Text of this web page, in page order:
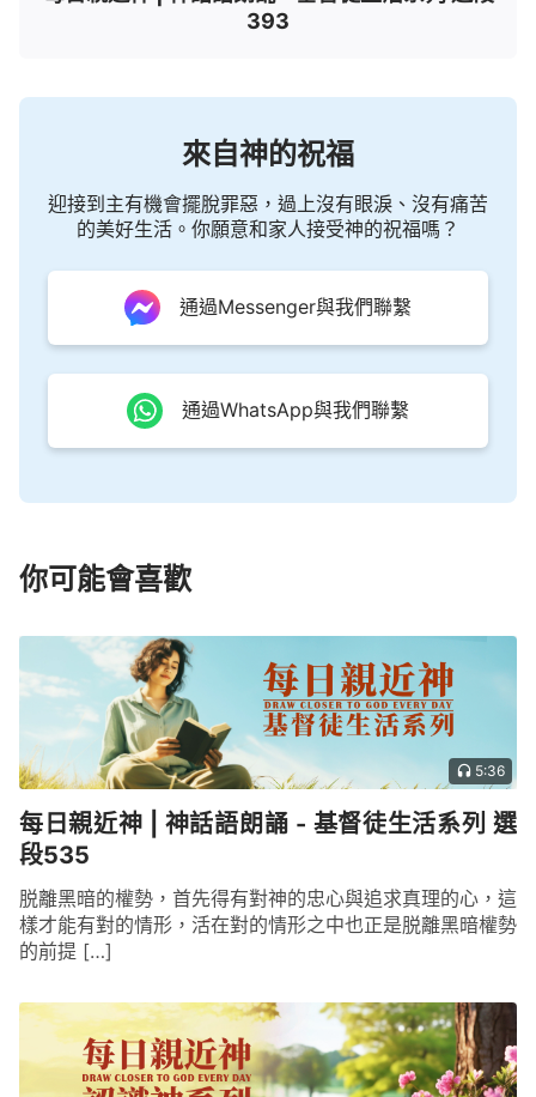
393
來自神的祝福
迎接到主有機會擺脫罪惡，過上沒有眼淚、沒有痛苦
的美好生活。你願意和家人接受神的祝福嗎？
通過Messenger與我們聯繫
通過WhatsApp與我們聯繫
你可能會喜歡
5:36
每日親近神 | 神話語朗誦 - 基督徒生活系列 選
段535
脱離黑暗的權勢，首先得有對神的忠心與追求真理的心，這
樣才能有對的情形，活在對的情形之中也正是脱離黑暗權勢
的前提 […]